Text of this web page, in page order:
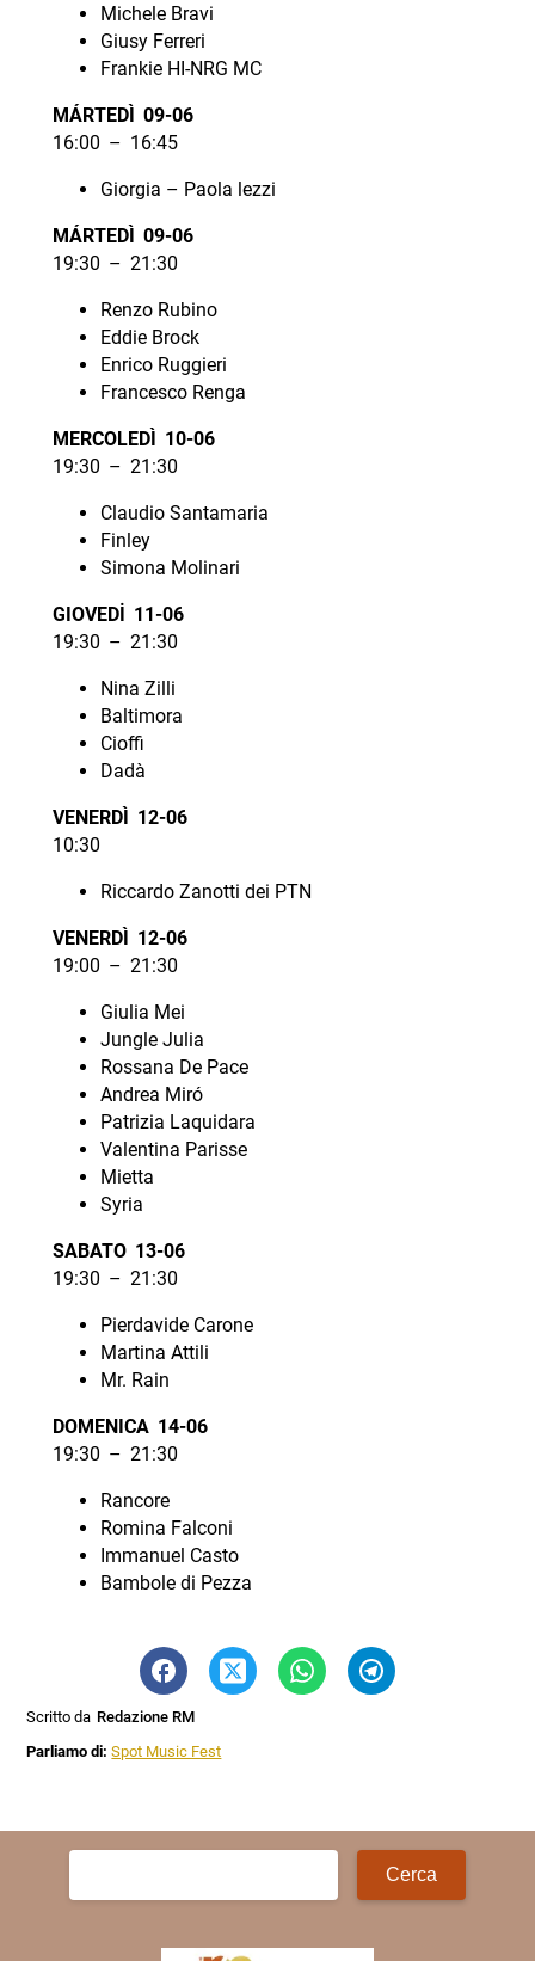
Michele Bravi
Giusy Ferreri
Frankie HI-NRG MC
MÁRTEDÌ 09-06
16:00 – 16:45
Giorgia – Paola lezzi
MÁRTEDÌ 09-06
19:30 – 21:30
Renzo Rubino
Eddie Brock
Enrico Ruggieri
Francesco Renga
MERCOLEDÌ 10-06
19:30 – 21:30
Claudio Santamaria
Finley
Simona Molinari
GIOVEDİ 11-06
19:30 – 21:30
Nina Zilli
Baltimora
Cioffi
Dadà
VENERDÌ 12-06
10:30
Riccardo Zanotti dei PTN
VENERDÌ 12-06
19:00 – 21:30
Giulia Mei
Jungle Julia
Rossana De Pace
Andrea Miró
Patrizia Laquidara
Valentina Parisse
Mietta
Syria
SABATO 13-06
19:30 – 21:30
Pierdavide Carone
Martina Attili
Mr. Rain
DOMENICA 14-06
19:30 – 21:30
Rancore
Romina Falconi
Immanuel Casto
Bambole di Pezza
Scritto da Redazione RM
Parliamo di:Spot Music Fest
Ricerca